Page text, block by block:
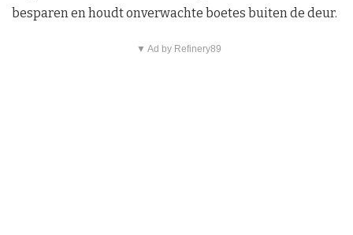
besparen en houdt onverwachte boetes buiten de deur.
▼ Ad by Refinery89